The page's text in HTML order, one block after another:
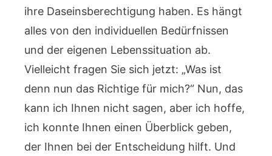
ihre Daseinsberechtigung haben. Es hängt
alles von den individuellen Bedürfnissen
und der eigenen Lebenssituation ab.
Vielleicht fragen Sie sich jetzt: „Was ist
denn nun das Richtige für mich?“ Nun, das
kann ich Ihnen nicht sagen, aber ich hoffe,
ich konnte Ihnen einen Überblick geben,
der Ihnen bei der Entscheidung hilft. Und